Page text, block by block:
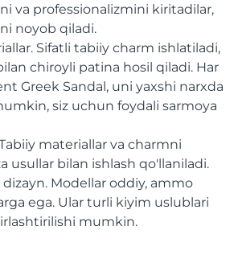
va professionalizmini kiritadilar,
noyob qiladi.
Sifatli tabiiy charm ishlatiladi,
chiroyli patina hosil qiladi. Har
Greek Sandal, uni yaxshi narxda
siz uchun foydali sarmoya
materiallar va charmni
usullar bilan ishlash qo'llaniladi.
Modellar oddiy, ammo
ega. Ular turli kiyim uslublari
mumkin.